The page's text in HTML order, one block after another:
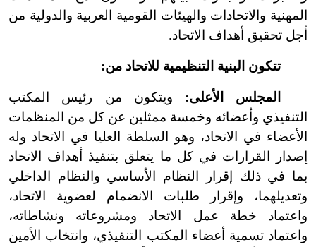
المهنية والاتحادات والهيئات القومية العربية والدولية من
أجل تحقيق أهداف الاتحاد.
تتكون البنية التنظيمية للاتحاد من:
المجلس الأعلى: ويتكون من رئيس المكتب
التنفيذي وأعضائه وخمسة ممثلين عن كل من المنظمات
الأعضاء في الاتحاد، وهو السلطة العليا في الاتحاد وله
إصدار القرارات في كل ما يتعلق بتنفيذ أهداف الاتحاد
بما في ذلك إقرار النظام الأساسي والنظام الداخلي
وتعديلهما، وإقرار طلبات الانضمام لعضوية الاتحاد،
واعتماد خطة عمل الاتحاد ومشروعاته ونشاطاته،
واعتماد تسمية أعضاء المكتب التنفيذي، وانتخاب الأمين